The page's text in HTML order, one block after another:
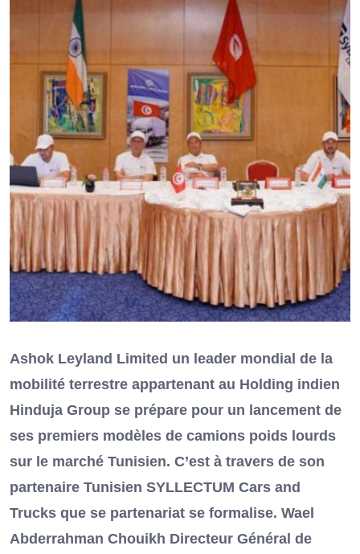
Ashok Leyland Limited un leader mondial de la
mobilité terrestre appartenant au Holding indien
Hinduja Group se prépare pour un lancement de
ses premiers modèles de camions poids lourds
sur le marché Tunisien. C’est à travers de son
partenaire Tunisien SYLLECTUM Cars and
Trucks que se partenariat se formalise. Wael
Abderrahman Chouikh Directeur Général de